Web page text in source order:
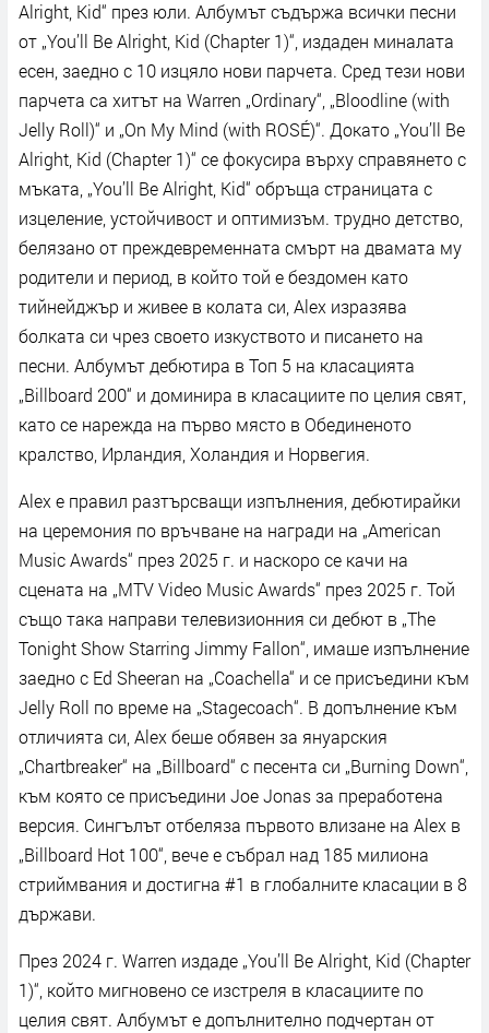
Alright, Kid“ през юли. Албумът съдържа всички песни
от „You’ll Be Alright, Kid (Chapter 1)“, издаден миналата
есен, заедно с 10 изцяло нови парчета. Сред тези нови
парчета са хитът на Warren „Ordinary“, „Bloodline (with
Jelly Roll)“ и „On My Mind (with ROSÉ)“. Докато „You’ll Be
Alright, Kid (Chapter 1)“ се фокусира върху справянето с
мъката, „You’ll Be Alright, Kid“ обръща страницата с
изцеление, устойчивост и оптимизъм. трудно детство,
белязано от преждевременната смърт на двамата му
родители и период, в който той е бездомен като
тийнейджър и живее в колата си, Alex изразява
болката си чрез своето изкуството и писането на
песни. Албумът дебютира в Топ 5 на класацията
„Billboard 200“ и доминира в класациите по целия свят,
като се нарежда на първо място в Обединеното
кралство, Ирландия, Холандия и Норвегия.
Alex е правил разтърсващи изпълнения, дебютирайки
на церемония по връчване на награди на „American
Music Awards“ през 2025 г. и наскоро се качи на
сцената на „MTV Video Music Awards“ през 2025 г. Той
също така направи телевизионния си дебют в „The
Tonight Show Starring Jimmy Fallon“, имаше изпълнение
заедно с Ed Sheeran на „Coachella“ и се присъедини към
Jelly Roll по време на „Stagecoach“. В допълнение към
отличията си, Alex беше обявен за януарския
„Chartbreaker“ на „Billboard“ с песента си „Burning Down“,
към която се присъедини Joe Jonas за преработена
версия. Сингълът отбеляза първото влизане на Alex в
„Billboard Hot 100“, вече е събрал над 185 милиона
стриймвания и достигна #1 в глобалните класации в 8
държави.
През 2024 г. Warren издаде „You’ll Be Alright, Kid (Chapter
1)“, който мигновено се изстреля в класациите по
целия свят. Албумът е допълнително подчертан от